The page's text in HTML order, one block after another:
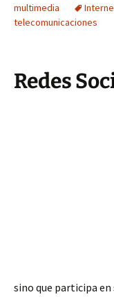
multimedia
telecomunicaciones
Redes
sino que participa